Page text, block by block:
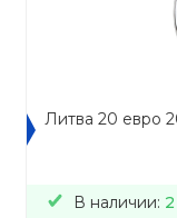
Литва 20 евро
В наличии: